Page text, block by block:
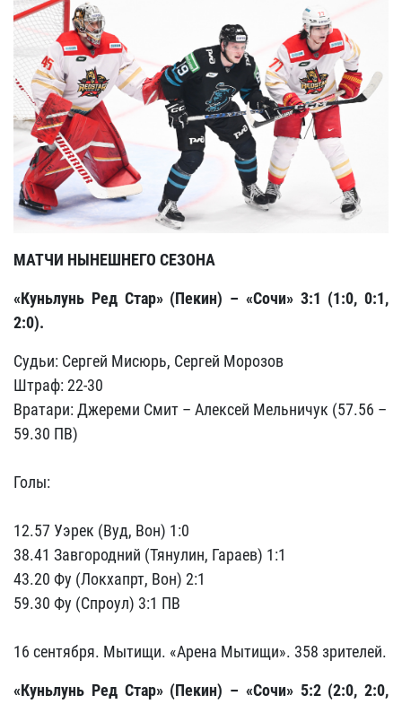
МАТЧИ НЫНЕШНЕГО СЕЗОНА
«Куньлунь Ред Стар» (Пекин) – «Сочи» 3:1 (1:0, 0:1,
2:0).
Судьи: Сергей Мисюрь, Сергей Морозов
Штраф: 22-30
Вратари: Джереми Смит – Алексей Мельничук (57.56 –
59.30 ПВ)
Голы:
12.57 Уэрек (Вуд, Вон) 1:0
38.41 Завгородний (Тянулин, Гараев) 1:1
43.20 Фу (Локхапрт, Вон) 2:1
59.30 Фу (Спроул) 3:1 ПВ
16 сентября. Мытищи. «Арена Мытищи». 358 зрителей.
«Куньлунь Ред Стар» (Пекин) – «Сочи» 5:2 (2:0, 2:0,